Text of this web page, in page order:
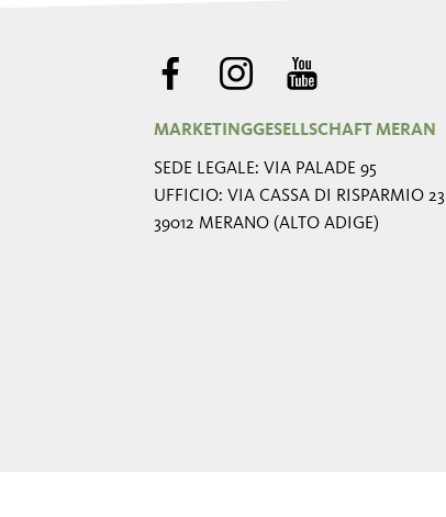
MARKETINGGESELLSCHAFT MERAN
SEDE LEGALE: VIA PALADE 95
UFFICIO: VIA CASSA DI RISPARMIO 23
39012 MERANO (ALTO ADIGE)